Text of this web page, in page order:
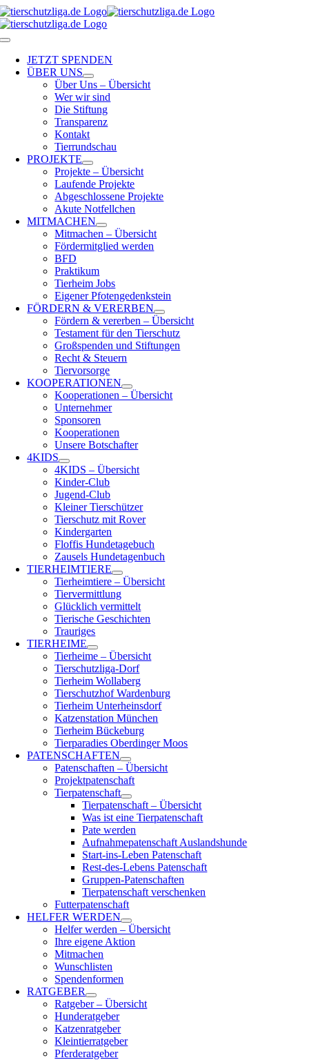
Skip
to
content
Toggle
NavigationJETZT SPENDEN
ÜBER UNS
Über Uns – Übersicht
Wer wir sind
Die Stiftung
Transparenz
Kontakt
Tierrundschau
PROJEKTE
Projekte – Übersicht
Laufende Projekte
Abgeschlossene Projekte
Akute Notfellchen
MITMACHEN
Mitmachen – Übersicht
Fördermitglied werden
BFD
Praktikum
Tierheim Jobs
Eigener Pfotengedenkstein
FÖRDERN & VERERBEN
Fördern & vererben – Übersicht
Testament für den Tierschutz
Großspenden und Stiftungen
Recht & Steuern
Tiervorsorge
KOOPERATIONEN
Kooperationen – Übersicht
Unternehmer
Sponsoren
Kooperationen
Unsere Botschafter
4KIDS
4KIDS – Übersicht
Kinder-Club
Jugend-Club
Kleiner Tierschützer
Tierschutz mit Rover
Kindergarten
Floffis Hundetagebuch
Zausels Hundetagenbuch
TIERHEIMTIERE
Tierheimtiere – Übersicht
Tiervermittlung
Glücklich vermittelt
Tierische Geschichten
Trauriges
TIERHEIME
Tierheime – Übersicht
Tierschutzliga-Dorf
Tierheim Wollaberg
Tierschutzhof Wardenburg
Tierheim Unterheinsdorf
Katzenstation München
Tierheim Bückeburg
Tierparadies Oberdinger Moos
PATENSCHAFTEN
Patenschaften – Übersicht
Projektpatenschaft
Tierpatenschaft
Tierpatenschaft – Übersicht
Was ist eine Tierpatenschaft
Pate werden
Aufnahmepatenschaft Auslandshunde
Start-ins-Leben Patenschaft
Rest-des-Lebens Patenschaft
Gruppen-Patenschaften
Tierpatenschaft verschenken
Futterpatenschaft
HELFER WERDEN
Helfer werden – Übersicht
Ihre eigene Aktion
Mitmachen
Wunschlisten
Spendenformen
RATGEBER
Ratgeber – Übersicht
Hunderatgeber
Katzenratgeber
Kleintierratgeber
Pferderatgeber